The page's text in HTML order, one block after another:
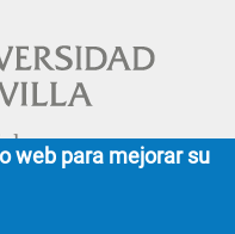
el
web para mejorar su